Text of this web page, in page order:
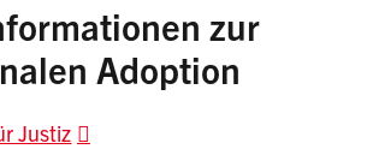
zur
Adoption
Justiz